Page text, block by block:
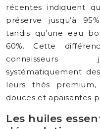
récentes indiquent
préserve jusqu’à
tandis qu’une eau
60%. Cette
connaisseurs
systématiquement
leurs thés
douces et apaisantes
Les huiles